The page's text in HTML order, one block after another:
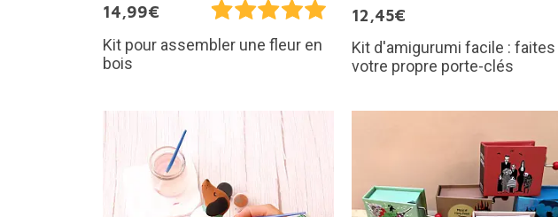
14,99€
Kit pour assembler une fleur en
bois
12,45€
Kit d'amigurumi facile : faites
votre propre porte-clés